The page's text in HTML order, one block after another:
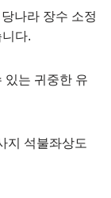
나라 장수 소정
다.
있는 귀중한 유
지 석불좌상도